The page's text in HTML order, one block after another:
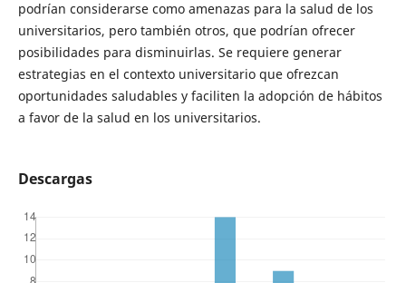
podrían considerarse como amenazas para la salud de los
universitarios, pero también otros, que podrían ofrecer
posibilidades para disminuirlas. Se requiere generar
estrategias en el contexto universitario que ofrezcan
oportunidades saludables y faciliten la adopción de hábitos
a favor de la salud en los universitarios.
Descargas